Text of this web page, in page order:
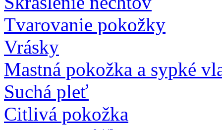
Tvarovanie pokožky
Vrásky
Mastná pokožka a sypké
Suchá pleť
Citlivá pokožka